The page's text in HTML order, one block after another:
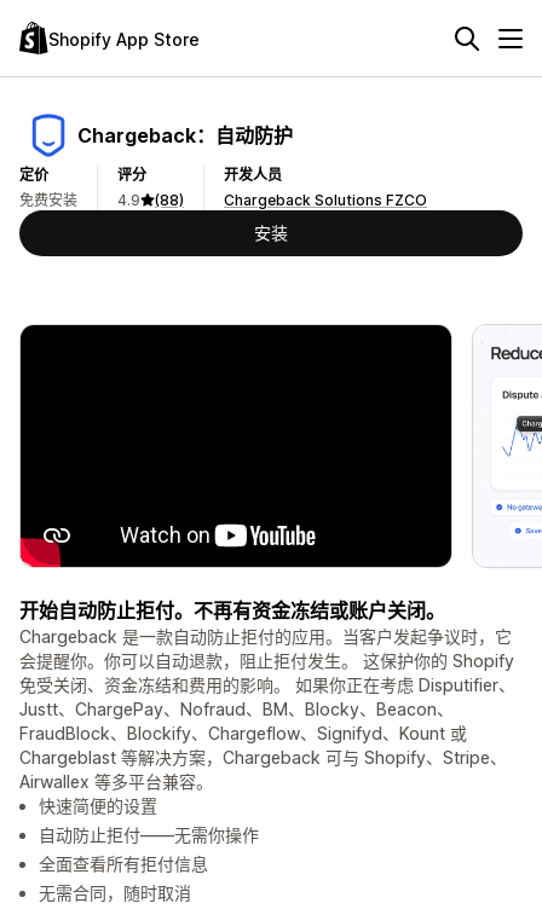
Shopify App Store
Chargeback：自动防护
定价
免费安装
评分
4.9
(88)
开发人员
Chargeback Solutions FZCO
安装
开始自动防止拒付。不再有资金冻结或账户关闭。
Chargeback 是一款自动防止拒付的应用。当客户发起争议时，它
会提醒你。你可以自动退款，阻止拒付发生。 这保护你的 Shopify
免受关闭、资金冻结和费用的影响。 如果你正在考虑 Disputifier、
Justt、ChargePay、Nofraud、BM、Blocky、Beacon、
FraudBlock、Blockify、Chargeflow、Signifyd、Kount 或
Chargeblast 等解决方案，Chargeback 可与 Shopify、Stripe、
Airwallex 等多平台兼容。
快速简便的设置
自动防止拒付——无需你操作
全面查看所有拒付信息
无需合同，随时取消